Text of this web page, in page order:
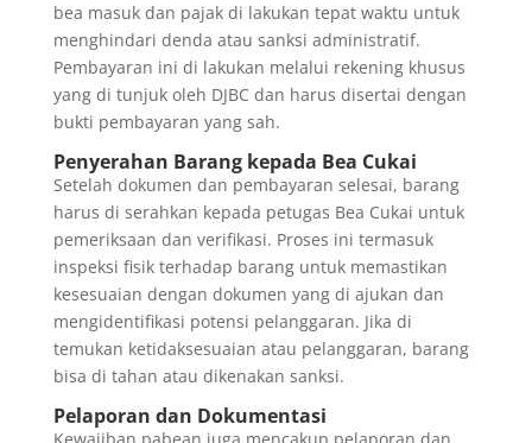
bea masuk dan pajak di lakukan tepat waktu untuk
menghindari denda atau sanksi administratif.
Pembayaran ini di lakukan melalui rekening khusus
yang di tunjuk oleh DJBC dan harus disertai dengan
bukti pembayaran yang sah.
Penyerahan Barang kepada Bea Cukai
Setelah dokumen dan pembayaran selesai, barang
harus di serahkan kepada petugas Bea Cukai untuk
pemeriksaan dan verifikasi. Proses ini termasuk
inspeksi fisik terhadap barang untuk memastikan
kesesuaian dengan dokumen yang di ajukan dan
mengidentifikasi potensi pelanggaran. Jika di
temukan ketidaksesuaian atau pelanggaran, barang
bisa di tahan atau dikenakan sanksi.
Pelaporan dan Dokumentasi